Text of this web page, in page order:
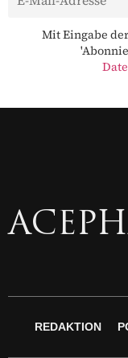
Mit Eingabe
REDAKTION